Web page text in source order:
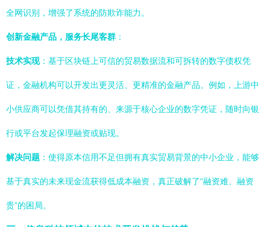
全网识别，增强了系统的防欺诈能力。
创新金融产品，服务长尾客群 ：
技术实现：基于区块链上可信的贸易数据流和可拆转的数字债权凭
证，金融机构可以开发出更灵活、更精准的金融产品。例如，上游中
小供应商可以凭借其持有的、来源于核心企业的数字凭证，随时向银
行或平台发起保理融资或贴现。
解决问题 ：使得原本信用不足但拥有真实贸易背景的中小企业，能够
基于真实的未来现金流获得低成本融资，真正破解了“融资难、融资
贵”的困局。